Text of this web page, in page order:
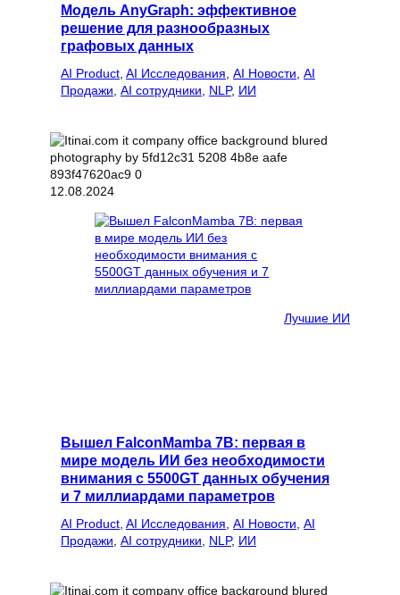
Модель AnyGraph: эффективное
решение для разнообразных
графовых данных
AI Product AI Исследования AI Новости AI
Продажи AI сотрудники NLP, ИИ
12.08.2024
Лучшие ИИ
Вышел FalconMamba 7B: первая в
мире модель ИИ без необходимости
внимания с 5500GT данных обучения
и 7 миллиардами параметров
AI Product AI Исследования AI Новости AI
Продажи AI сотрудники NLP, ИИ